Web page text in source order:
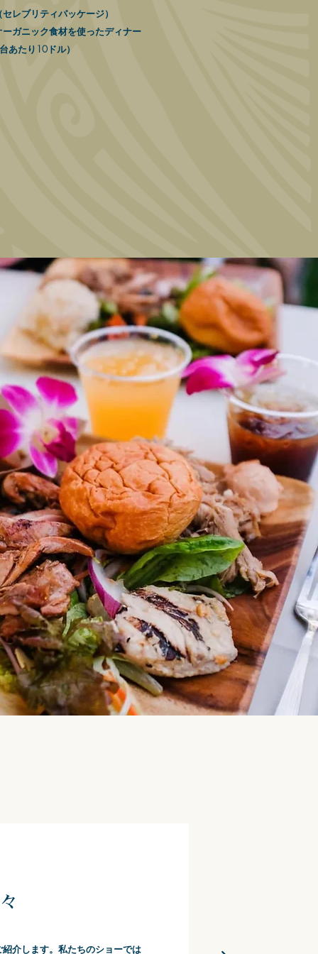
レブリティパッケージ）
ガニック食材を使ったディナー
あたり10ドル）
介します。私たちのショーでは